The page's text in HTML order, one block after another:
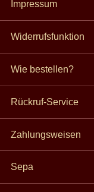
Impressum
Widerrufsfunktion
Wie bestellen?
Rückruf-Service
Zahlungsweisen
Sepa